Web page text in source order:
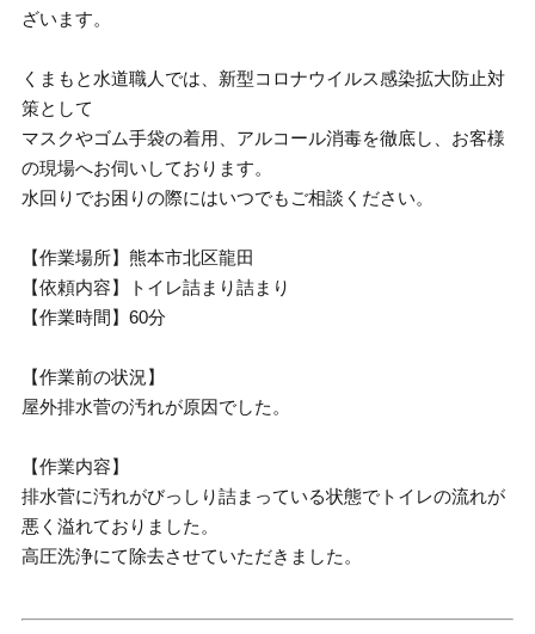
ざいます。
くまもと水道職人では、新型コロナウイルス感染拡大防止対
策として
マスクやゴム手袋の着用、アルコール消毒を徹底し、お客様
の現場へお伺いしております。
水回りでお困りの際にはいつでもご相談ください。
【作業場所】熊本市北区龍田
【依頼内容】トイレ詰まり詰まり
【作業時間】60分
【作業前の状況】
屋外排水菅の汚れが原因でした。
【作業内容】
排水菅に汚れがびっしり詰まっている状態でトイレの流れが
悪く溢れておりました。
高圧洗浄にて除去させていただきました。